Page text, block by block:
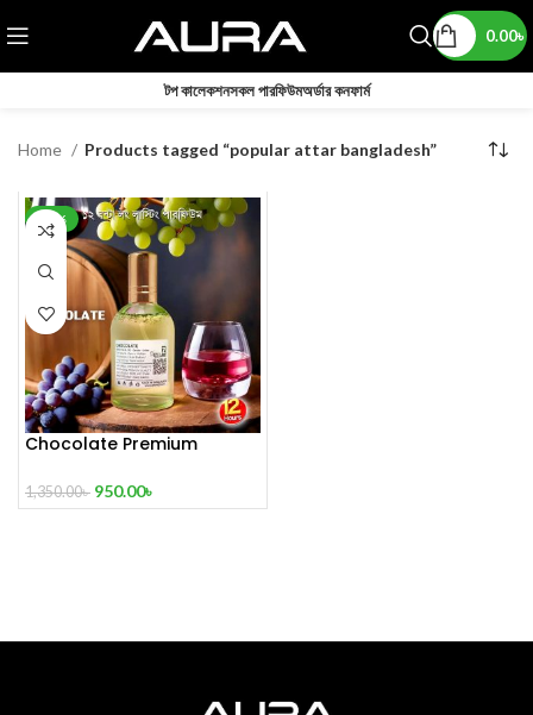
0.00৳
টপ কালেকশনসকল পারফিউমঅর্ডার কনফার্ম
Home Products tagged “popular attar bangladesh”
-30%
Chocolate Premium
1,350.00৳ 950.00৳